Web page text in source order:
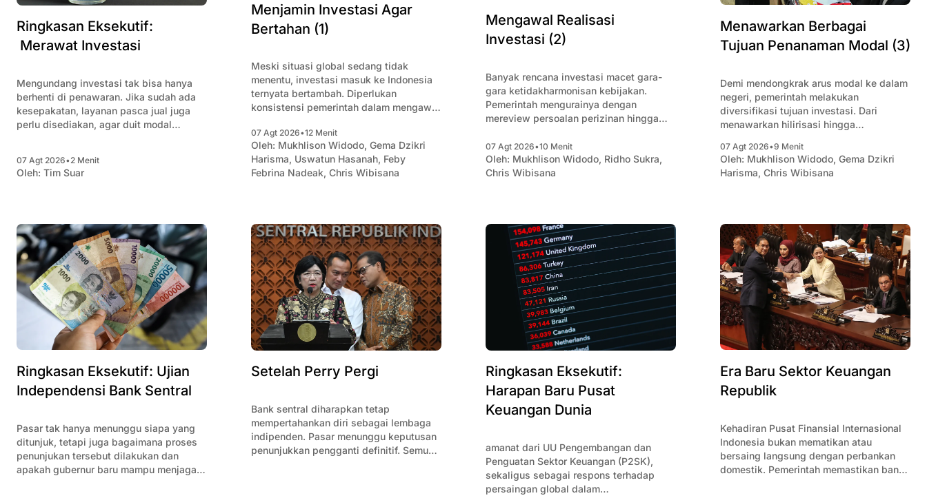
Ringkasan Eksekutif:
Merawat Investasi
Mengundang investasi tak bisa hanya
berhenti di penawaran. Jika sudah ada
kesepakatan, layanan pasca jual juga
perlu disediakan, agar duit modal
07 Agt 2026•2 Menit
Oleh: Tim Suar
Menjamin Investasi Agar
Bertahan (1)
Meski situasi global sedang tidak
menentu, investasi masuk ke Indonesia
ternyata bertambah. Diperlukan
konsistensi pemerintah dalam mengawal
kepercayaan.
07 Agt 2026•12 Menit
Oleh: Mukhlison Widodo, Gema Dzikri
Harisma, Uswatun Hasanah, Feby
Febrina Nadeak, Chris Wibisana
Mengawal Realisasi
Investasi (2)
Banyak rencana investasi macet gara-
gara ketidakharmonisan kebijakan.
Pemerintah mengurainya dengan
mereview persoalan perizinan hingga
07 Agt 2026•10 Menit
Oleh: Mukhlison Widodo, Ridho Sukra,
Chris Wibisana
Menawarkan Berbagai
Tujuan Penanaman Modal (3)
Demi mendongkrak arus modal ke dalam
negeri, pemerintah melakukan
diversifikasi tujuan investasi. Dari
menawarkan hilirisasi hingga
global.
07 Agt 2026•9 Menit
Oleh: Mukhlison Widodo, Gema Dzikri
Harisma, Chris Wibisana
Ringkasan Eksekutif: Ujian
Independensi Bank Sentral
Pasar tak hanya menunggu siapa yang
ditunjuk, tetapi juga bagaimana proses
penunjukan tersebut dilakukan dan
apakah gubernur baru mampu menjaga
Setelah Perry Pergi
Bank sentral diharapkan tetap
mempertahankan diri sebagai lembaga
indipenden. Pasar menunggu keputusan
penunjukkan pengganti definitif. Semua
Ringkasan Eksekutif:
Harapan Baru Pusat
Keuangan Dunia
amanat dari UU Pengembangan dan
Penguatan Sektor Keuangan (P2SK),
sekaligus sebagai respons terhadap
persaingan global dalam
Era Baru Sektor Keuangan
Republik
Kehadiran Pusat Finansial Internasional
Indonesia bukan mematikan atau
bersaing langsung dengan perbankan
domestik. Pemerintah memastikan bank